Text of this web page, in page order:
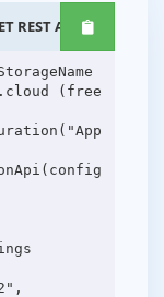
API
(free